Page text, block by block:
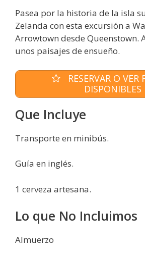
Pasea por la historia de la isla
Zelanda con esta excursión a
Arrowtown desde Queenstown.
unos paisajes de ensueño.
RESERVAR O VER
DISPONIBLES
Que Incluye
Transporte en minibús.
Guía en inglés.
1 cerveza artesana.
Lo que No Incluimos
Almuerzo